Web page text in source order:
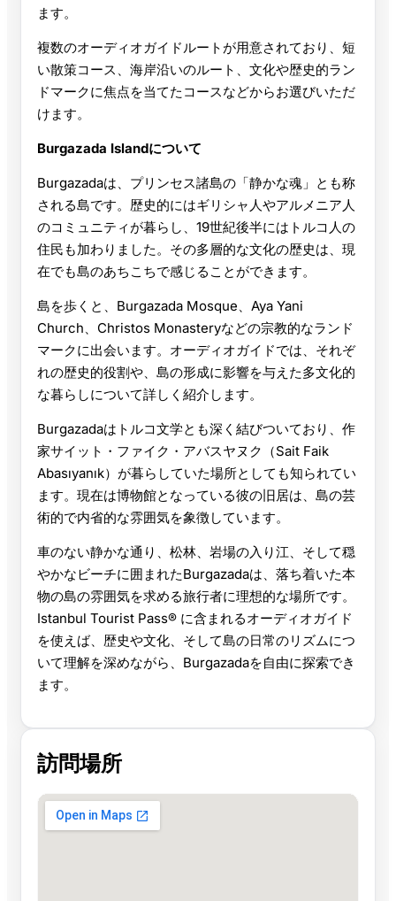
ます。
複数のオーディオガイドルートが用意されており、短
い散策コース、海岸沿いのルート、文化や歴史的ラン
ドマークに焦点を当てたコースなどからお選びいただ
けます。
Burgazada Islandについて
Burgazadaは、プリンセス諸島の「静かな魂」とも称
される島です。歴史的にはギリシャ人やアルメニア人
のコミュニティが暮らし、19世紀後半にはトルコ人の
住民も加わりました。その多層的な文化の歴史は、現
在でも島のあちこちで感じることができます。
島を歩くと、Burgazada Mosque、Aya Yani
Church、Christos Monasteryなどの宗教的なランド
マークに出会います。オーディオガイドでは、それぞ
れの歴史的役割や、島の形成に影響を与えた多文化的
な暮らしについて詳しく紹介します。
Burgazadaはトルコ文学とも深く結びついており、作
家サイット・ファイク・アバスヤヌク（Sait Faik
Abasıyanık）が暮らしていた場所としても知られてい
ます。現在は博物館となっている彼の旧居は、島の芸
術的で内省的な雰囲気を象徴しています。
車のない静かな通り、松林、岩場の入り江、そして穏
やかなビーチに囲まれたBurgazadaは、落ち着いた本
物の島の雰囲気を求める旅行者に理想的な場所です。
Istanbul Tourist Pass® に含まれるオーディオガイド
を使えば、歴史や文化、そして島の日常のリズムにつ
いて理解を深めながら、Burgazadaを自由に探索でき
ます。
訪問場所